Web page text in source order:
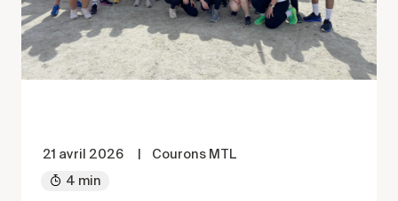
21 avril 2026
Courons MTL
4 min